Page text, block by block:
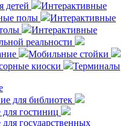
детей
Интерактивные
полы
Интерактивные
Интерактивные
реальности
Мобильные стойки
киоски
Терминалы
для библиотек
гостиниц
государственных